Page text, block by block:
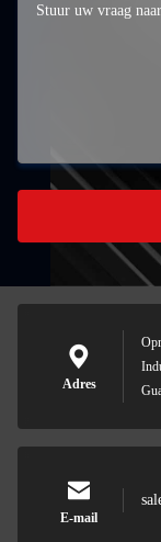
Adres
E-mail